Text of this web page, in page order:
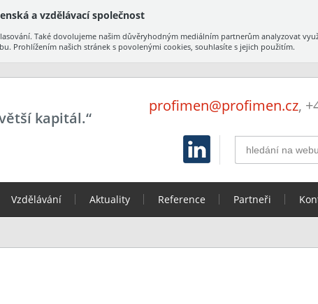
a vzdělávací společnost
Také dovolujeme našim důvěryhodným mediálním partnerům analyzovat
Prohlížením našich stránek s povolenými cookies, souhlasíte s jejich použitím.
kapitál.“
profimen@profimen.cz,
Vzdělávání Aktuality Reference Partneři